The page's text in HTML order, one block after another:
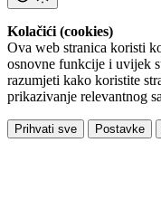
Kolačići (cookies)
Ova web stranica koristi
osnovne funkcije i uvijek
razumjeti kako koristite
prikazivanje relevantnog
Prihvati sve Postavke